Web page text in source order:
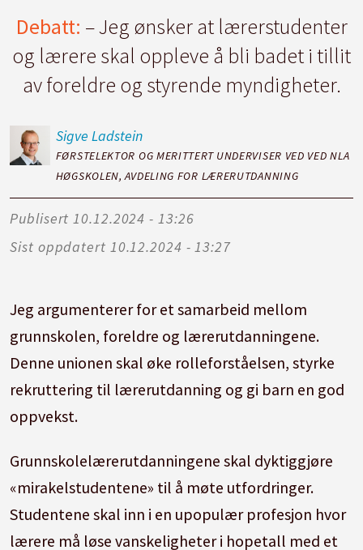
Debatt: – Jeg ønsker at lærerstudenter
og lærere skal oppleve å bli badet i tillit
av foreldre og styrende myndigheter.
Sigve Ladstein
FØRSTELEKTOR OG MERITTERT UNDERVISER VED VED NLA
HØGSKOLEN, AVDELING FOR LÆRERUTDANNING
Publisert
10.12.2024 - 13:26
Sist oppdatert
10.12.2024 - 13:27
Jeg argumenterer for et samarbeid mellom
grunnskolen, foreldre og lærerutdanningene.
Denne unionen skal øke rolleforståelsen, styrke
rekruttering til lærerutdanning og gi barn en god
oppvekst.
Grunnskolelærerutdanningene skal dyktiggjøre
«mirakelstudentene» til å møte utfordringer.
Studentene skal inn i en upopulær profesjon hvor
lærere må løse vanskeligheter i hopetall med et